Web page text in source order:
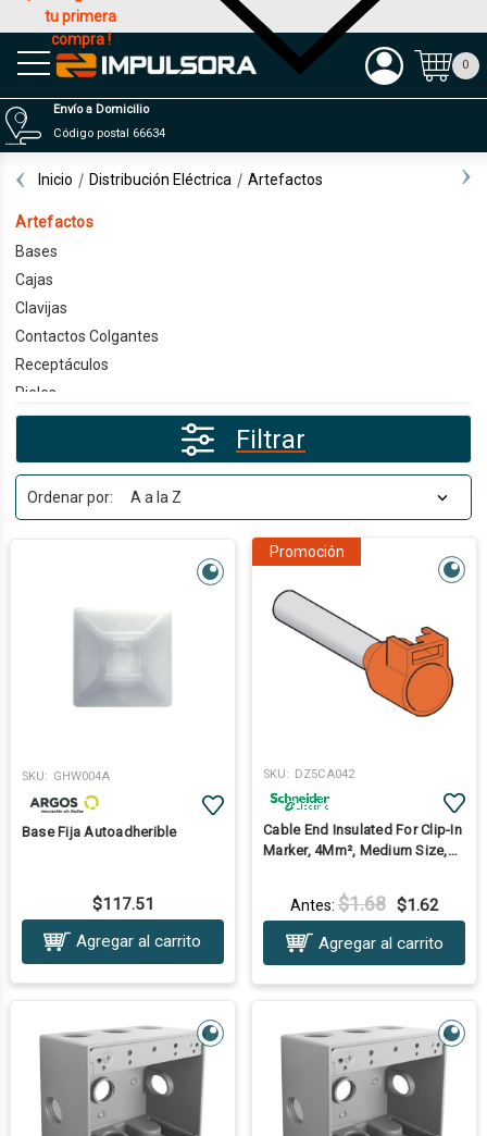
tu primera
compra !
Productos
Envío a Domicilio
Código postal 66634
0
Inicio Distribución Eléctrica Artefactos
Artefactos
Bases
Cajas
Clavijas
Contactos Colgantes
Receptáculos
Rieles
Tapones
Filtrar
Ordenar por:
SKU: GHW004A
Base Fija Autoadherible
$117.51
Agregar al carrito
Promoción
SKU: DZ5CA042
Cable End Insulated For Clip-In
Marker, 4Mm², Medium Size,
Antes:$1.68 $1.62
Agregar al carrito